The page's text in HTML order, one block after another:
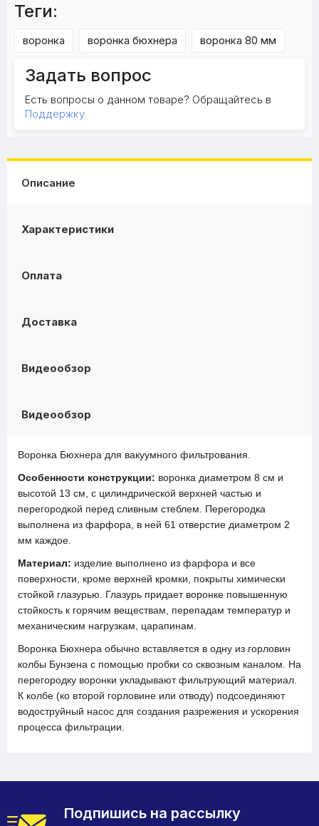
Теги:
воронка воронка бюхнера воронка 80 мм
Задать вопрос
Есть вопросы о данном товаре? Обращайтесь в
Поддержку
Описание
Характеристики
Оплата
Доставка
Видеообзор
Видеообзор
Воронка Бюхнера для вакуумного фильтрования.
Особенности конструкции: воронка диаметром 8 см и
высотой 13 см, с цилиндрической верхней частью и
перегородкой перед сливным стеблем. Перегородка
выполнена из фарфора, в ней 61 отверстие диаметром 2
мм каждое.
Материал: изделие выполнено из фарфора и все
поверхности, кроме верхней кромки, покрыты химически
стойкой глазурью. Глазурь придает воронке повышенную
стойкость к горячим веществам, перепадам температур и
механическим нагрузкам, царапинам.
Воронка Бюхнера обычно вставляется в одну из горловин
колбы Бунзена с помощью пробки со сквозным каналом. На
перегородку воронки укладывают фильтрующий материал.
К колбе (ко второй горловине или отводу) подсоединяют
водоструйный насос для создания разрежения и ускорения
процесса фильтрации.
Подпишись на рассылку